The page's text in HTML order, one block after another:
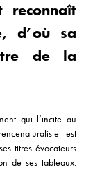
reconnaît
d’où sa
de la
qui l’incite au
est
titres évocateurs
de ses tableaux.